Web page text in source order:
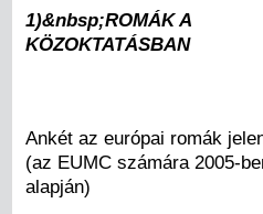
1)&nbsp;ROMÁK A
KÖZOKTATÁSBAN
Ankét az európai romák
(az EUMC számára 2005-
alapján)